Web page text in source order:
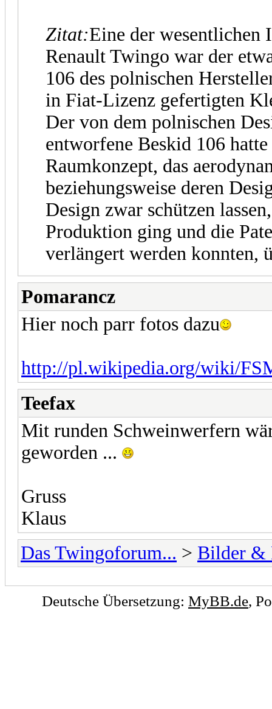
Zitat:Eine der wesentlichen
Renault Twingo war der
106 des polnischen
in Fiat-Lizenz gefertigten
Der von dem polnischen
entworfene Beskid 106
Raumkonzept, das
beziehungsweise deren
Design zwar schützen
Produktion ging und die
verlängert werden konnten,
Pomarancz
Hier noch parr fotos dazu
http://pl.wikipedia.org/wiki/
Teefax
Mit runden Schweinwerfern
geworden ...
Gruss
Klaus
Das Twingoforum... > Bilder &
Deutsche Übersetzung: MyBB.de,